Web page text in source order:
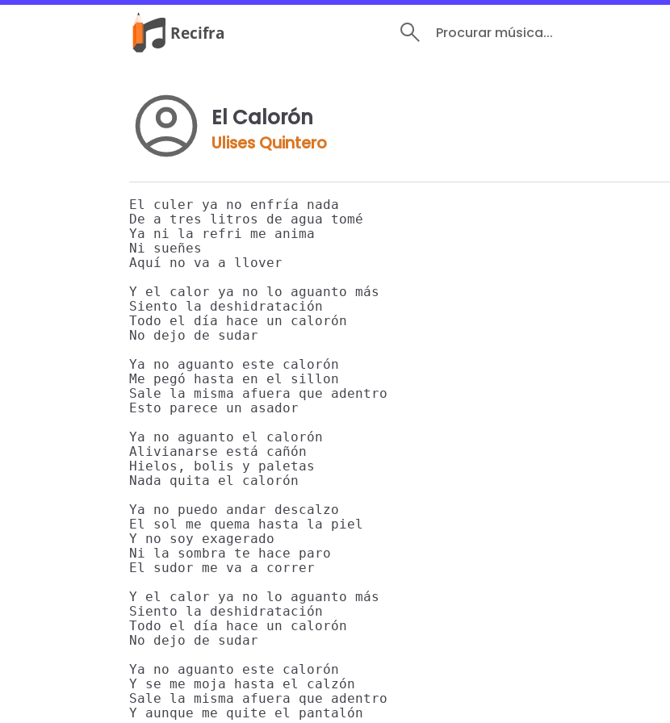
Procurar música...
El Calorón
Ulises Quintero
El culer ya no enfría nada
De a tres litros de agua tomé
Ya ni la refri me anima
Ni sueñes
Aquí no va a llover
Y el calor ya no lo aguanto más
Siento la deshidratación
Todo el día hace un calorón
No dejo de sudar
Ya no aguanto este calorón
Me pegó hasta en el sillon
Sale la misma afuera que adentro
Esto parece un asador
Ya no aguanto el calorón
Alivianarse está cañón
Hielos, bolis y paletas
Nada quita el calorón
Ya no puedo andar descalzo
El sol me quema hasta la piel
Y no soy exagerado
Ni la sombra te hace paro
El sudor me va a correr
Y el calor ya no lo aguanto más
Siento la deshidratación
Todo el día hace un calorón
No dejo de sudar
Ya no aguanto este calorón
Y se me moja hasta el calzón
Sale la misma afuera que adentro
Y aunque me quite el pantalón